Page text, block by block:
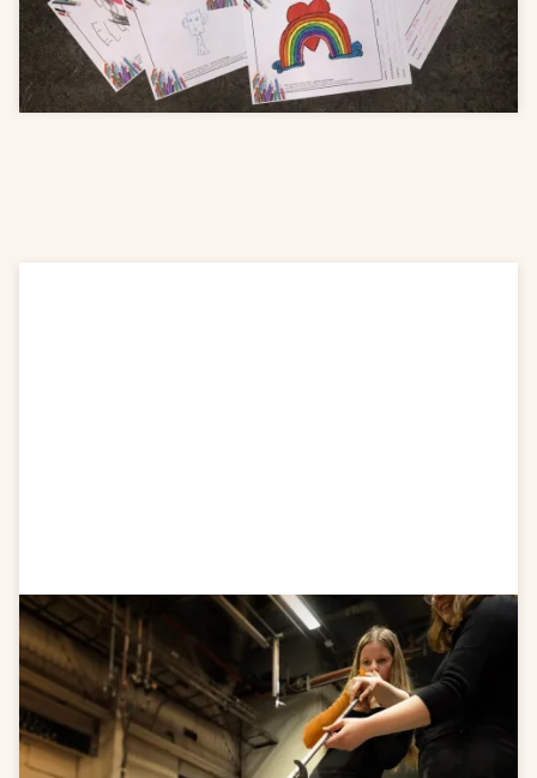
teckning till faktiskt glaskonstverk inne på Kosta
Glasbruk.
Versuchen Sie sich in
der Glasbläserei
Möchten Sie Ihr eigenes individuelles Objekt aus